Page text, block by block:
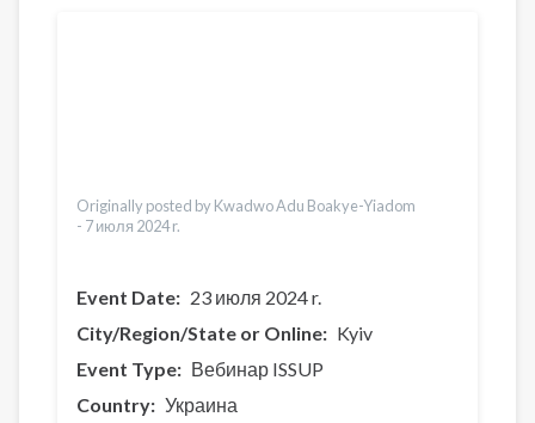
Originally posted by Kwadwo Adu Boakye-Yiadom
- 7 июля 2024 r.
Event Date
23 июля 2024 r.
City/Region/State or Online
Kyiv
Event Type
Вебинар ISSUP
Country
Украина